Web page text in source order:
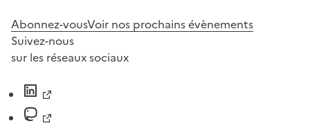
Abonnez-vousVoir nos prochains évènements
Suivez-nous
sur les réseaux sociaux